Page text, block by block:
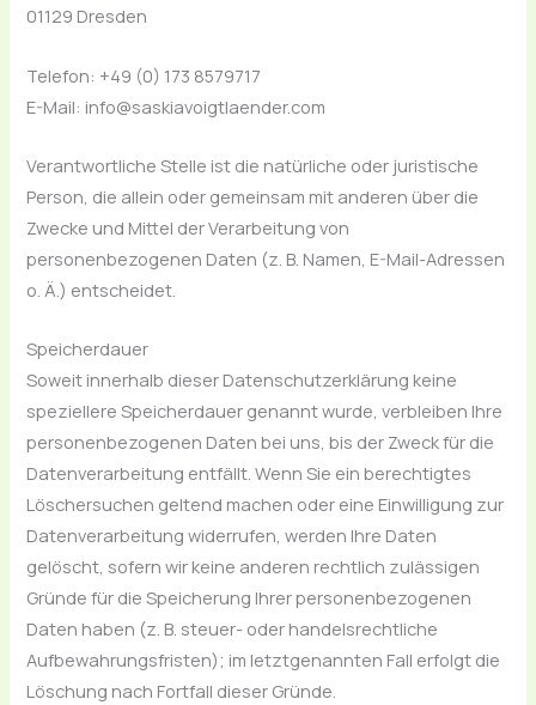
01129 Dresden
Telefon: +49 (0) 173 8579717
E-Mail: info@saskiavoigtlaender.com
Verantwortliche Stelle ist die natürliche oder juristische
Person, die allein oder gemeinsam mit anderen über die
Zwecke und Mittel der Verarbeitung von
personenbezogenen Daten (z. B. Namen, E-Mail-Adressen
o. Ä.) entscheidet.
Speicherdauer
Soweit innerhalb dieser Datenschutzerklärung keine
speziellere Speicherdauer genannt wurde, verbleiben Ihre
personenbezogenen Daten bei uns, bis der Zweck für die
Datenverarbeitung entfällt. Wenn Sie ein berechtigtes
Löschersuchen geltend machen oder eine Einwilligung zur
Datenverarbeitung widerrufen, werden Ihre Daten
gelöscht, sofern wir keine anderen rechtlich zulässigen
Gründe für die Speicherung Ihrer personenbezogenen
Daten haben (z. B. steuer- oder handelsrechtliche
Aufbewahrungsfristen); im letztgenannten Fall erfolgt die
Löschung nach Fortfall dieser Gründe.